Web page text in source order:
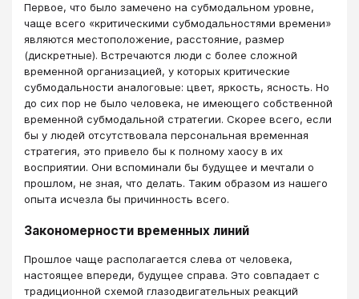
Первое, что было замечено на субмодальном уровне,
чаще всего «критическими субмодальностями времени»
являются местоположение, расстояние, размер
(дискретные). Встречаются люди с более сложной
временной организацией, у которых критические
субмодальности аналоговые: цвет, яркость, ясность. Но
до сих пор не было человека, не имеющего собственной
временной субмодальной стратегии. Скорее всего, если
бы у людей отсутствовала персональная временная
стратегия, это привело бы к полному хаосу в их
восприятии. Они вспоминали бы будущее и мечтали о
прошлом, не зная, что делать. Таким образом из нашего
опыта исчезла бы причинность всего.
Закономерности временных линий
Прошлое чаще располагается слева от человека,
настоящее впереди, будущее справа. Это совпадает с
традиционной схемой глазодвигательных реакций